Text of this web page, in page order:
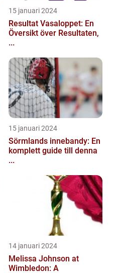
15 januari 2024
Resultat Vasaloppet: En
Översikt över Resultaten,
...
15 januari 2024
Sörmlands innebandy: En
komplett guide till denna
...
14 januari 2024
Melissa Johnson at
Wimbledon: A